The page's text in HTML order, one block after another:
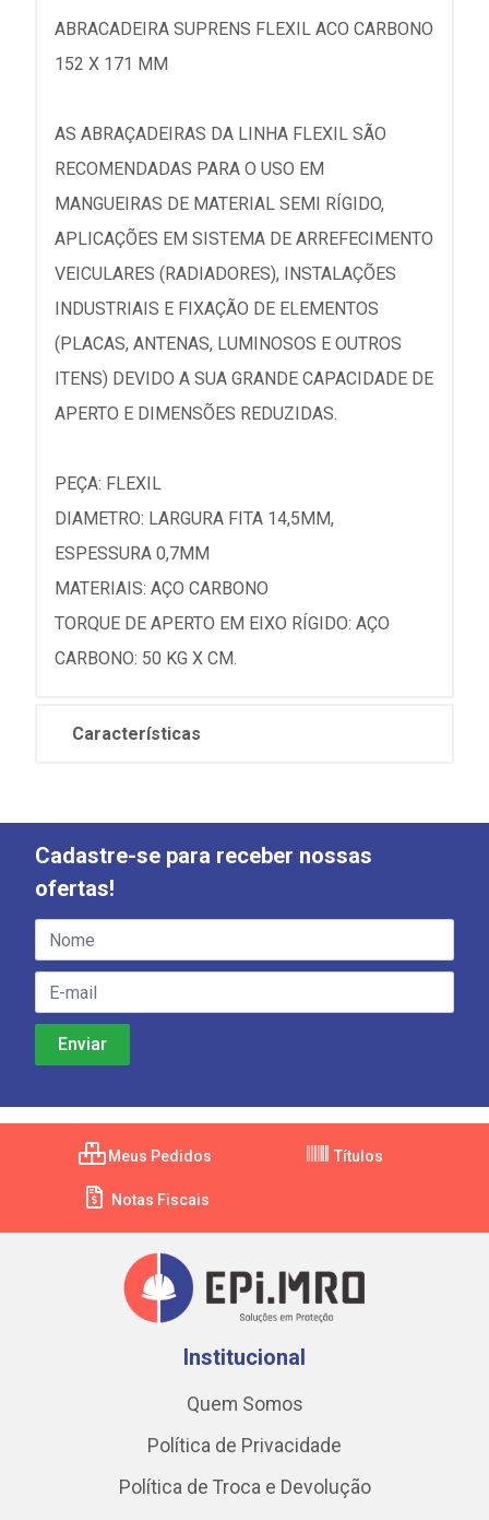
ABRACADEIRA SUPRENS FLEXIL ACO CARBONO
152 X 171 MM
AS ABRAÇADEIRAS DA LINHA FLEXIL SÃO
RECOMENDADAS PARA O USO EM
MANGUEIRAS DE MATERIAL SEMI RÍGIDO,
APLICAÇÕES EM SISTEMA DE ARREFECIMENTO
VEICULARES (RADIADORES), INSTALAÇÕES
INDUSTRIAIS E FIXAÇÃO DE ELEMENTOS
(PLACAS, ANTENAS, LUMINOSOS E OUTROS
ITENS) DEVIDO A SUA GRANDE CAPACIDADE DE
APERTO E DIMENSÕES REDUZIDAS.
PEÇA: FLEXIL
DIAMETRO: LARGURA FITA 14,5MM,
ESPESSURA 0,7MM
MATERIAIS: AÇO CARBONO
TORQUE DE APERTO EM EIXO RÍGIDO: AÇO
CARBONO: 50 KG X CM.
Características
Cadastre-se para receber nossas
ofertas!
Meus Pedidos Títulos
Notas Fiscais
Institucional
Quem Somos
Política de Privacidade
Política de Troca e Devolução